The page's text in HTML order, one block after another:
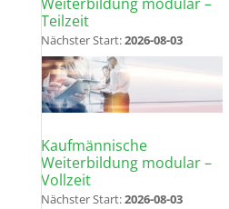
Teilzeit
Nächster Start:2026-08-03
Kaufmännische
Weiterbildung modular –
Vollzeit
Nächster Start:2026-08-03